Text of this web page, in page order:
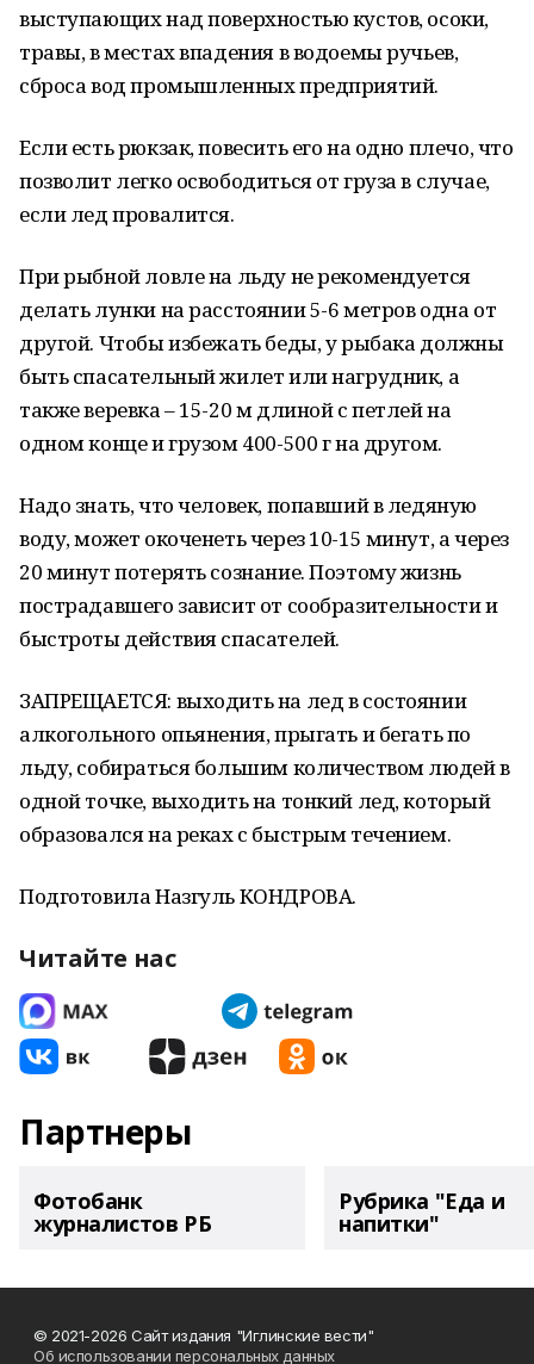
выступающих над поверхностью кустов, осоки,
травы, в местах впадения в водоемы ручьев,
сброса вод промышленных предприятий.
Если есть рюкзак, повесить его на одно плечо, что
позволит легко освободиться от груза в случае,
если лед провалится.
При рыбной ловле на льду не рекомендуется
делать лунки на расстоянии 5-6 метров одна от
другой. Чтобы избежать беды, у рыбака должны
быть спасательный жилет или нагрудник, а
также веревка – 15-20 м длиной с петлей на
одном конце и грузом 400-500 г на другом.
Надо знать, что человек, попавший в ледяную
воду, может окоченеть через 10-15 минут, а через
20 минут потерять сознание. Поэтому жизнь
пострадавшего зависит от сообразительности и
быстроты действия спасателей.
ЗАПРЕЩАЕТСЯ: выходить на лед в состоянии
алкогольного опьянения, прыгать и бегать по
льду, собираться большим количеством людей в
одной точке, выходить на тонкий лед, который
образовался на реках с быстрым течением.
Подготовила Назгуль КОНДРОВА.
Читайте нас
Партнеры
Фотобанк
журналистов РБ
Рубрика "Еда и
напитки"
© 2021-2026 Сайт издания "Иглинские вести"
Об использовании персональных данных